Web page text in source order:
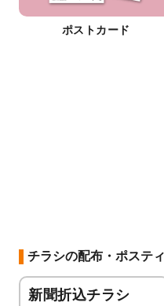
ポストカード
チラシの配布・ポステ
新聞折込チラシ